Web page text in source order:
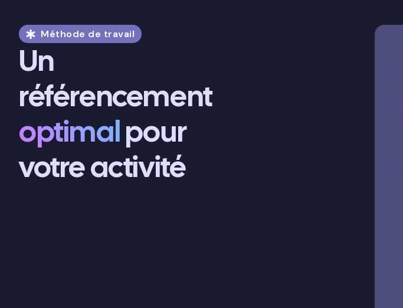
Méthode de travail
Un
référencement
optimalpour
votre activité